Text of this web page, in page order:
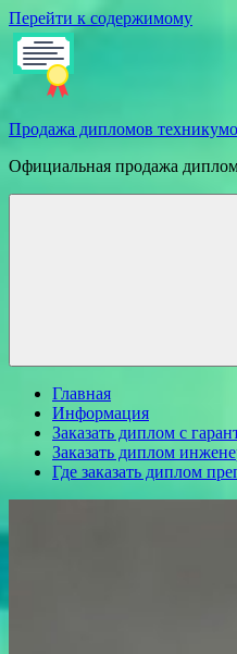
Перейти к содержимому
Продажа дипломов
Официальная продажа
Главная
Информация
Заказать диплом с
Заказать диплом
Где заказать диплом